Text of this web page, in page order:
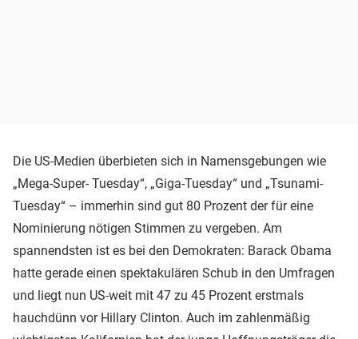
Die US-Medien überbieten sich in Namensgebungen wie
„Mega-Super- Tuesday“, „Giga-Tuesday“ und „Tsunami-
Tuesday“ – immerhin sind gut 80 Prozent der für eine
Nominierung nötigen Stimmen zu vergeben. Am
spannendsten ist es bei den Demokraten: Barack Obama
hatte gerade einen spektakulären Schub in den Umfragen
und liegt nun US-weit mit 47 zu 45 Prozent erstmals
hauchdünn vor Hillary Clinton. Auch im zahlenmäßig